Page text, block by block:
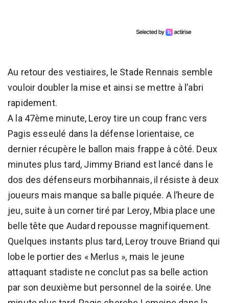
Au retour des vestiaires, le Stade Rennais semble
vouloir doubler la mise et ainsi se mettre à l’abri
rapidement.
A la 47ème minute, Leroy tire un coup franc vers
Pagis esseulé dans la défense lorientaise, ce
dernier récupère le ballon mais frappe à côté. Deux
minutes plus tard, Jimmy Briand est lancé dans le
dos des défenseurs morbihannais, il résiste à deux
joueurs mais manque sa balle piquée. A l’heure de
jeu, suite à un corner tiré par Leroy, Mbia place une
belle tête que Audard repousse magnifiquement.
Quelques instants plus tard, Leroy trouve Briand qui
lobe le portier des « Merlus », mais le jeune
attaquant stadiste ne conclut pas sa belle action
par son deuxième but personnel de la soirée. Une